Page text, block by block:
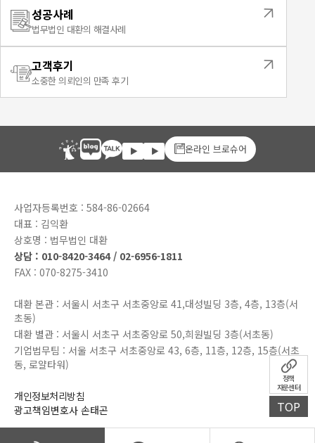
정책
자문센터
TOP
성공사례
법무법인 대환의 해결사례
고객후기
소중한 의뢰인의 만족 후기
온라인 브로슈어
사업자등록번호 : 584-86-02664
대표 : 김익환
상호명 : 법무법인 대환
상담 : 010-8420-3464 / 02-6956-1811
FAX : 070-8275-3410
대환 본관 : 서울시 서초구 서초중앙로 41,대성빌딩 3층, 4층, 13층(서
초동)
대환 별관 : 서울시 서초구 서초중앙로 50,희원빌딩 3층(서초동)
기업법무팀 : 서울 서초구 서초중앙로 43, 6층, 11층, 12층, 15층(서초
동, 로얄타워)
개인정보처리방침
광고책임변호사 손태곤